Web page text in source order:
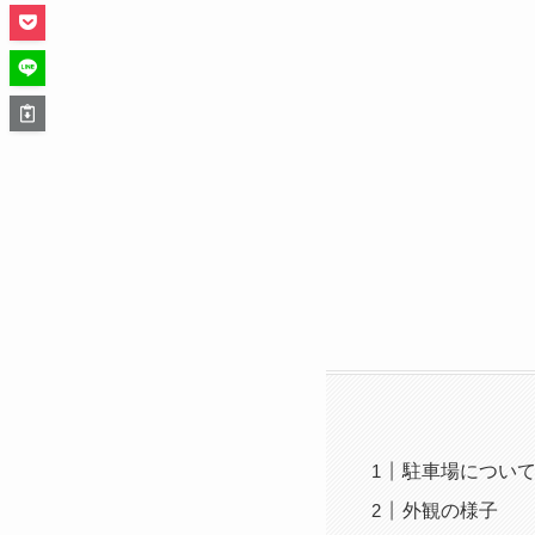
駐車場について
外観の様子